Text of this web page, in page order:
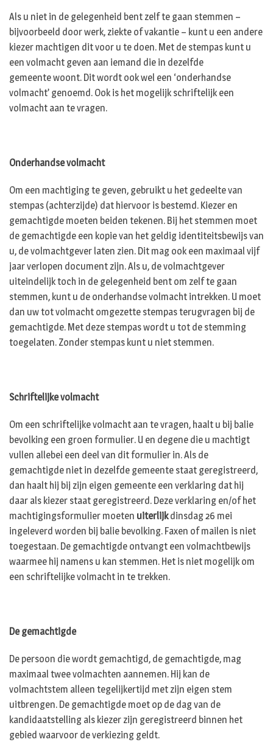
Als u niet in de gelegenheid bent zelf te gaan stemmen –
bijvoorbeeld door werk, ziekte of vakantie – kunt u een andere
kiezer machtigen dit voor u te doen. Met de stempas kunt u
een volmacht geven aan iemand die in dezelfde
gemeente woont. Dit wordt ook wel een ‘onderhandse
volmacht’ genoemd. Ook is het mogelijk schriftelijk een
volmacht aan te vragen.
Onderhandse volmacht
Om een machtiging te geven, gebruikt u het gedeelte van
stempas (achterzijde) dat hiervoor is bestemd. Kiezer en
gemachtigde moeten beiden tekenen. Bij het stemmen moet
de gemachtigde een kopie van het geldig identiteitsbewijs van
u, de volmachtgever laten zien. Dit mag ook een maximaal vijf
jaar verlopen document zijn. Als u, de volmachtgever
uiteindelijk toch in de gelegenheid bent om zelf te gaan
stemmen, kunt u de onderhandse volmacht intrekken. U moet
dan uw tot volmacht omgezette stempas terugvragen bij de
gemachtigde. Met deze stempas wordt u tot de stemming
toegelaten. Zonder stempas kunt u niet stemmen.
Schriftelijke volmacht
Om een schriftelijke volmacht aan te vragen, haalt u bij balie
bevolking een groen formulier. U en degene die u machtigt
vullen allebei een deel van dit formulier in. Als de
gemachtigde niet in dezelfde gemeente staat geregistreerd,
dan haalt hij bij zijn eigen gemeente een verklaring dat hij
daar als kiezer staat geregistreerd. Deze verklaring en/of het
machtigingsformulier moeten uiterlijkdinsdag 26 mei
ingeleverd worden bij balie bevolking. Faxen of mailen is niet
toegestaan. De gemachtigde ontvangt een volmachtbewijs
waarmee hij namens u kan stemmen. Het is niet mogelijk om
een schriftelijke volmacht in te trekken.
De gemachtigde
De persoon die wordt gemachtigd, de gemachtigde, mag
maximaal twee volmachten aannemen. Hij kan de
volmachtstem alleen tegelijkertijd met zijn eigen stem
uitbrengen. De gemachtigde moet op de dag van de
kandidaatstelling als kiezer zijn geregistreerd binnen het
gebied waarvoor de verkiezing geldt.